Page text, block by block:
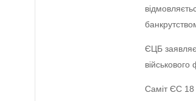
ЄЦБ
Саміт ЄС 18